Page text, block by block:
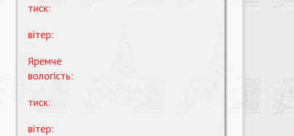
тиск:
вітер:
Яремче
вологість:
тиск:
вітер: